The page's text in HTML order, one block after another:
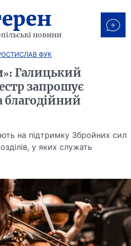
новини
ФУК
Галицький
запрошує
благодійний
на підтримку Збройних сил
у яких служать